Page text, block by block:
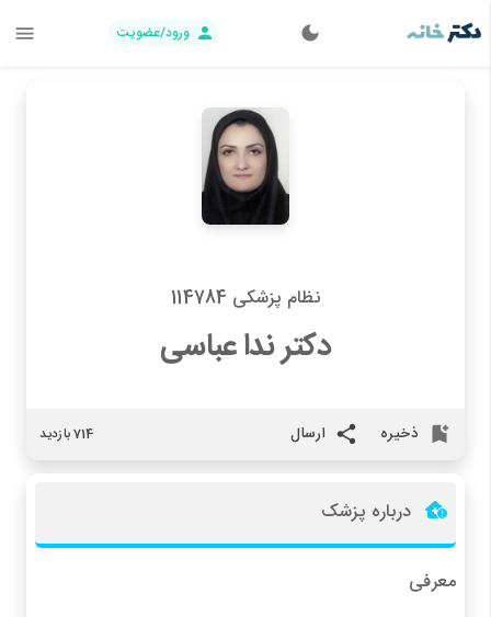
ورود/عضویت
نظام پزشکی 114784
دکتر ندا عباسی
ذخیره ارسال 714 بازدید
درباره پزشک
معرفی